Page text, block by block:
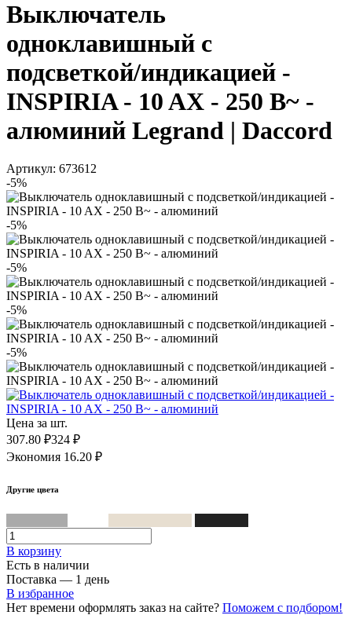
Выключатель
одноклавишный с
подсветкой/индикацией -
INSPIRIA - 10 AX - 250 В~ -
алюминий Legrand | Daccord
Артикул: 673612
-5%
-5%
-5%
-5%
-5%
Цена за шт.
307.80 ₽324 ₽
Экономия 16.20 ₽
Другие цвета
В корзинy
Есть в наличии
Поставка — 1 день
В избранное
Нет времени оформлять заказ на сайте? Поможем с подбором!